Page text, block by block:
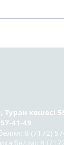
Туран көшесі
41-49
8 (7172)
бөлімі: 8